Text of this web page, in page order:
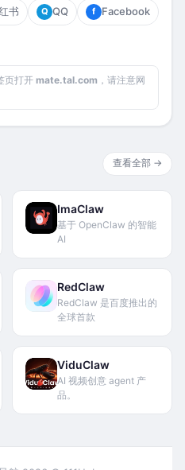
书 Q QQ f Facebook
页打开 mate.tal.com ，请注意网
查看全部 →
ImaClaw
基于 OpenClaw 的智能
AI
RedClaw
RedClaw 是百度推出的
全球首款
ViduClaw
AI 视频创意 agent 产
品。